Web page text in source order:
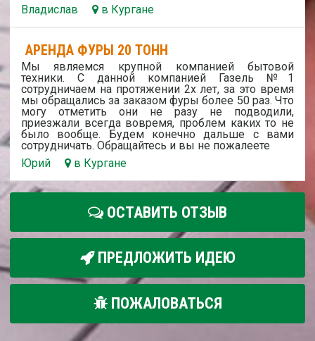
Владислав
в Кургане
АРЕНДА ФУРЫ 20 ТОНН
Мы являемся крупной компанией бытовой
техники. С данной компанией Газель №1
сотрудничаем на протяжении 2х лет, за это время
мы обращались за заказом фуры более 50 раз. Что
могу отметить они не разу не подводили,
приезжали всегда вовремя, проблем каких то не
было вообще. Будем конечно дальше с вами
сотрудничать. Обращайтесь и вы не пожалеете
Юрий
в Кургане
ОСТАВИТЬ ОТЗЫВ
ПРЕДЛОЖИТЬ ИДЕЮ
ПОЖАЛОВАТЬСЯ